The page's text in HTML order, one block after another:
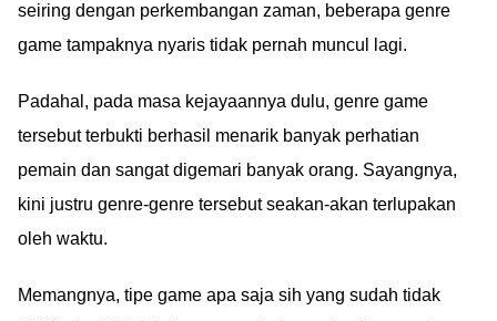
seiring dengan perkembangan zaman, beberapa genre
game tampaknya nyaris tidak pernah muncul lagi.
Padahal, pada masa kejayaannya dulu, genre game
tersebut terbukti berhasil menarik banyak perhatian
pemain dan sangat digemari banyak orang. Sayangnya,
kini justru genre-genre tersebut seakan-akan terlupakan
oleh waktu.
Memangnya, tipe game apa saja sih yang sudah tidak